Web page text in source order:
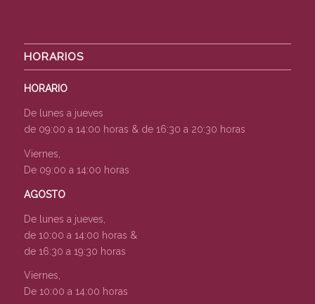
HORARIOS
HORARIO
De lunes a jueves
de 09:00 a 14:00 horas & de 16:30 a 20:30 horas
Viernes,
De 09:00 a 14:00 horas
AGOSTO
De lunes a jueves,
de 10:00 a 14:00 horas &
de 16:30 a 19:30 horas
Viernes,
De 10:00 a 14:00 horas